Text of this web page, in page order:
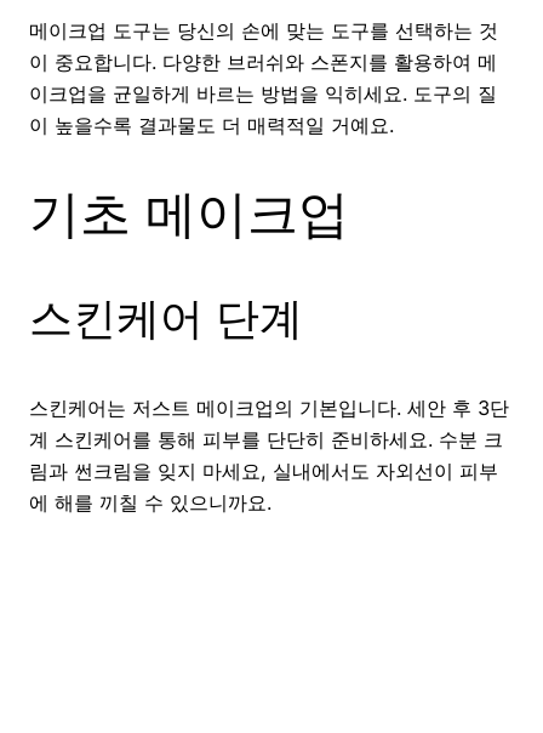
메이크업 도구는 당신의 손에 맞는 도구를 선택하는 것
이 중요합니다. 다양한 브러쉬와 스폰지를 활용하여 메
이크업을 균일하게 바르는 방법을 익히세요. 도구의 질
이 높을수록 결과물도 더 매력적일 거예요.
기초 메이크업
스킨케어 단계
스킨케어는 저스트 메이크업의 기본입니다. 세안 후 3단
계 스킨케어를 통해 피부를 단단히 준비하세요. 수분 크
림과 썬크림을 잊지 마세요, 실내에서도 자외선이 피부
에 해를 끼칠 수 있으니까요.